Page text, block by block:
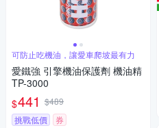
可防止吃機油，讓愛車爬坡最有力
愛鐵強 引擎機油保護劑 機油精
TP-3000
$441 $489
挑戰低價
券